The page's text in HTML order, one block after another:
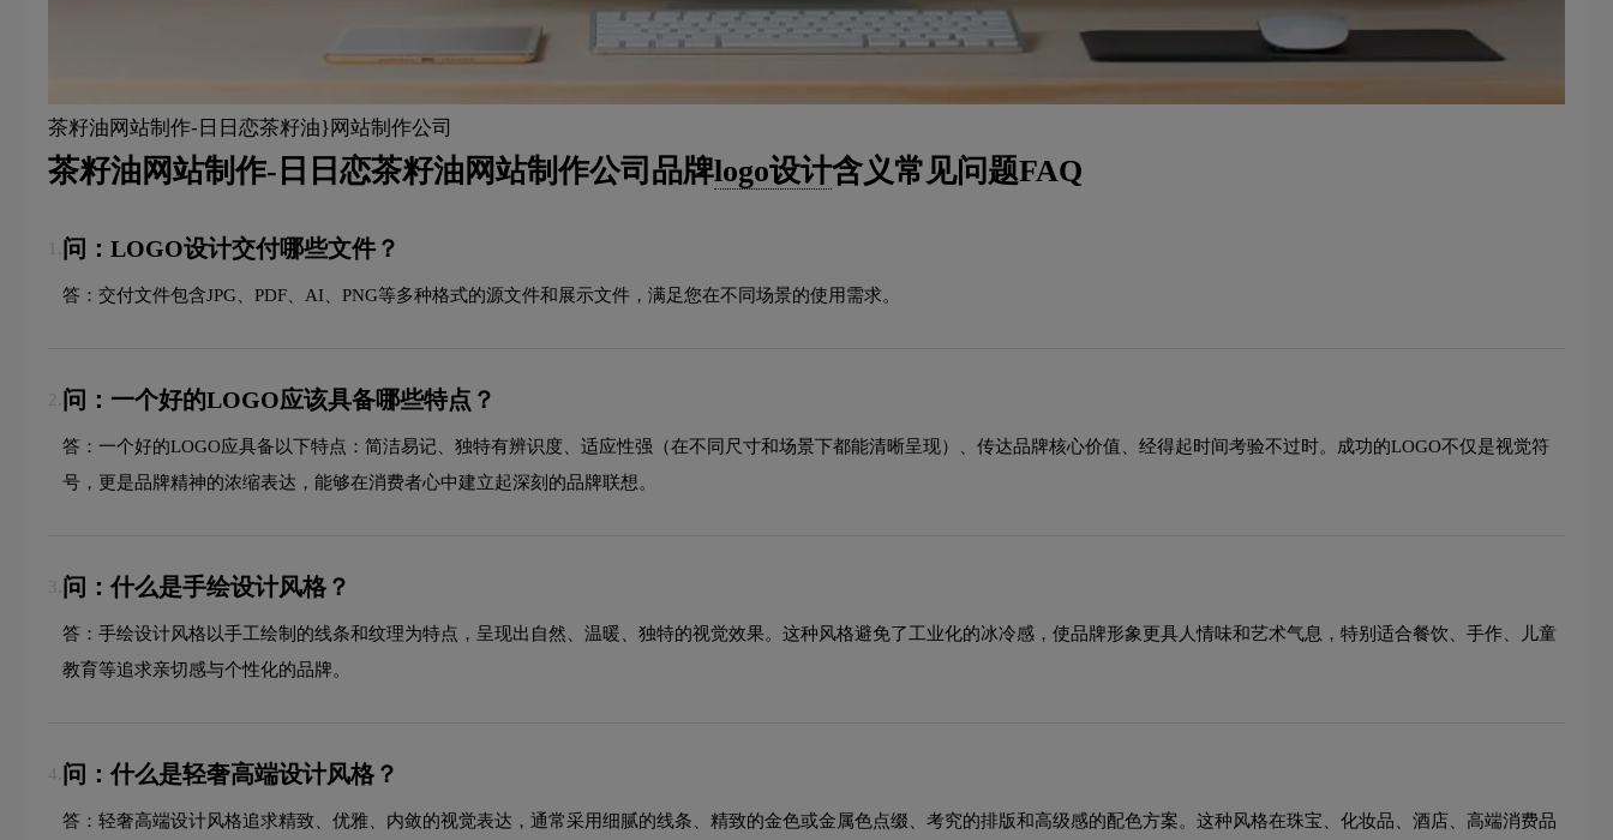
茶籽油网站制作-日日恋茶籽油}网站制作公司
茶籽油网站制作-日日恋茶籽油网站制作公司品牌logo设计含义常见问题FAQ
问：LOGO设计交付哪些文件？
答：交付文件包含JPG、PDF、AI、PNG等多种格式的源文件和展示文件，满足您在不同场景的使用需求。
2. 问：一个好的LOGO应该具备哪些特点？
答：一个好的LOGO应具备以下特点：简洁易记、独特有辨识度、适应性强（在不同尺寸和场景下都能清晰呈现）、传达品牌核心价值、经得起时间考验不过时。成功的LOGO不仅是视觉符
号，更是品牌精神的浓缩表达，能够在消费者心中建立起深刻的品牌联想。
3. 问：什么是手绘设计风格？
答：手绘设计风格以手工绘制的线条和纹理为特点，呈现出自然、温暖、独特的视觉效果。这种风格避免了工业化的冰冷感，使品牌形象更具人情味和艺术气息，特别适合餐饮、手作、儿童
教育等追求亲切感与个性化的品牌。
4. 问：什么是轻奢高端设计风格？
答：轻奢高端设计风格追求精致、优雅、内敛的视觉表达，通常采用细腻的线条、精致的金色或金属色点缀、考究的排版和高级感的配色方案。这种风格在珠宝、化妆品、酒店、高端消费品